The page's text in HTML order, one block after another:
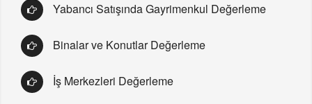
Yabancı Satışında Gayrimenkul Değerleme
Binalar ve Konutlar Değerleme
İş Merkezleri Değerleme